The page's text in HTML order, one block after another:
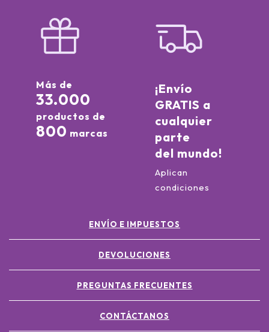
Más de
33.000
productos de
800 marcas
¡Envío
GRATIS a
cualquier
parte
del mundo!
Aplican
condiciones
ENVÍO E IMPUESTOS
DEVOLUCIONES
PREGUNTAS FRECUENTES
CONTÁCTANOS